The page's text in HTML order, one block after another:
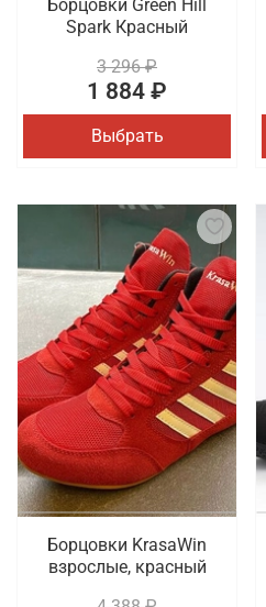
Борцовки Green Hill
Spark Красный
3 296 ₽
1 884 ₽
Выбрать
Борцовки KrasaWin
взрослые, красный